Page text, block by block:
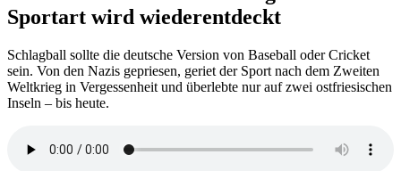
Sportart wird wiederentdeckt
Schlagball sollte die deutsche Version von Baseball oder Cricket
sein. Von den Nazis gepriesen, geriet der Sport nach dem Zweiten
Weltkrieg in Vergessenheit und überlebte nur auf zwei ostfriesischen
Inseln – bis heute.